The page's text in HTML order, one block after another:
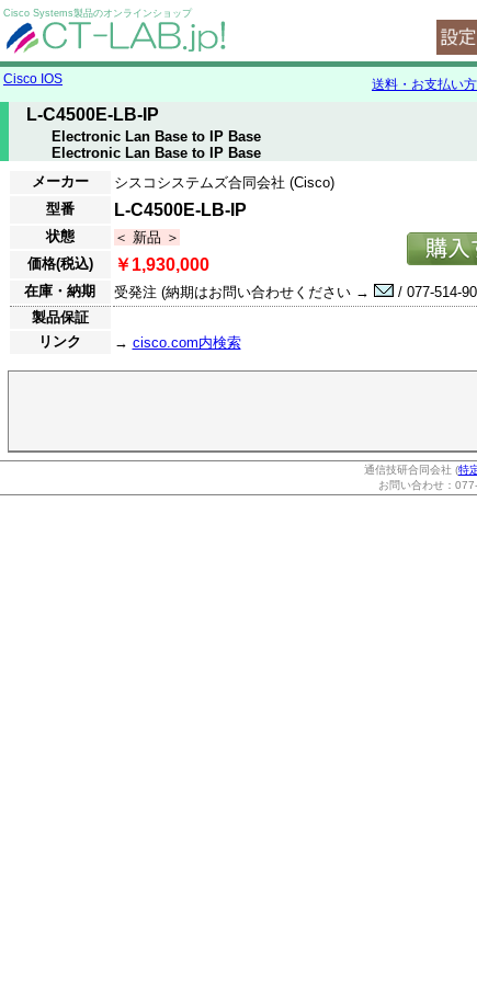
Cisco Systems製品のオンラインショップ
Cisco IOS 送料・お支払い
L-C4500E-LB-IP
Electronic Lan Base to IP Base
Electronic Lan Base to IP Base
メーカー
シスコシステムズ合同会社 (Cisco)
型番
L-C4500E-LB-IP
状態
＜ 新品 ＞
価格(税込)
￥1,930,000
在庫・納期 受発注 (納期はお問い合わせください →
/ 077-514-
製品保証
リンク
→ cisco.com内検索
通信技研合同会社 (特
お問い合わせ：